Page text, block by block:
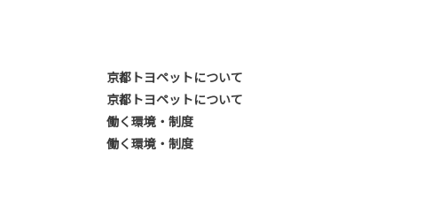
京都トヨペットについて
京都トヨペットについて
働く環境・制度
働く環境・制度